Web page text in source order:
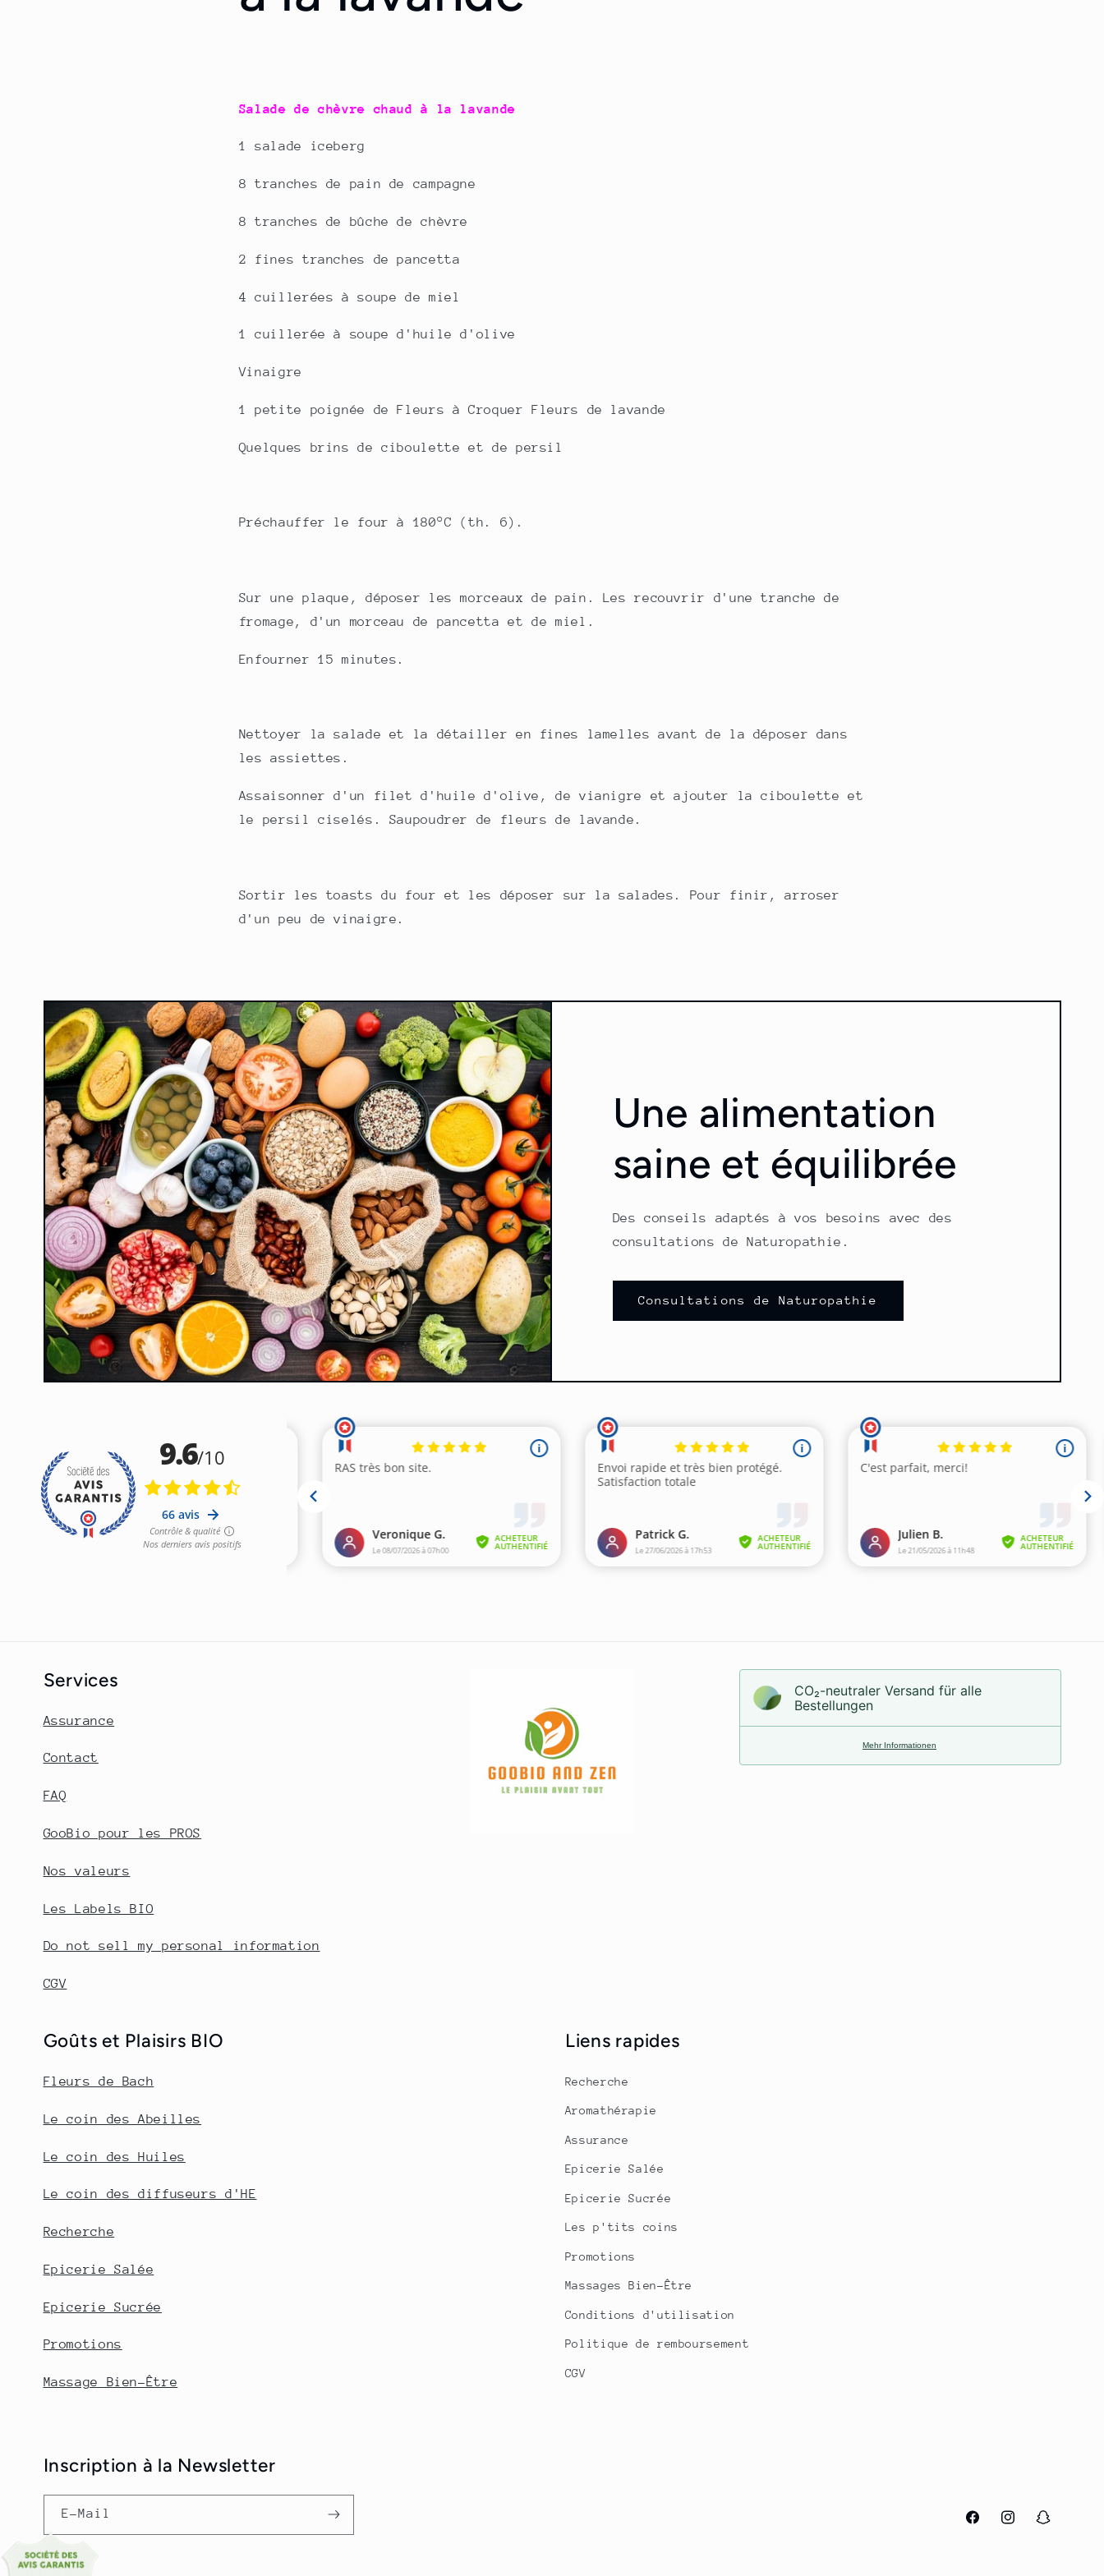
Salade de chèvre chaud à la lavande
1 salade iceberg
8 tranches de pain de campagne
8 tranches de bûche de chèvre
2 fines tranches de pancetta
4 cuillerées à soupe de miel
1 cuillerée à soupe d'huile d'olive
Vinaigre
1 petite poignée de Fleurs à Croquer Fleurs de lavande
Quelques brins de ciboulette et de persil
Préchauffer le four à 180°C (th. 6).
Sur une plaque, déposer les morceaux de pain. Les recouvrir d'une tranche de
fromage, d'un morceau de pancetta et de miel.
Enfourner 15 minutes.
Nettoyer la salade et la détailler en fines lamelles avant de la déposer dans
les assiettes.
Assaisonner d'un filet d'huile d'olive, de vianigre et ajouter la ciboulette et
le persil ciselés. Saupoudrer de fleurs de lavande.
Sortir les toasts du four et les déposer sur la salades. Pour finir, arroser
d'un peu de vinaigre.
Une alimentation
saine et équilibrée
Des conseils adaptés à vos besoins avec des
consultations de Naturopathie.
Consultations de Naturopathie
Services
Assurance
Contact
FAQ
GooBio pour les PROS
Nos valeurs
Les Labels BIO
Do not sell my personal information
CGV
CO₂-neu­t­raler Versand für alle
Bestellungen
Mehr Informationen
Goûts et Plaisirs BIO
Fleurs de Bach
Le coin des Abeilles
Le coin des Huiles
Le coin des diffuseurs d'HE
Recherche
Epicerie Salée
Epicerie Sucrée
Promotions
Massage Bien-Être
Liens rapides
Recherche
Aromathérapie
Assurance
Epicerie Salée
Epicerie Sucrée
Les p'tits coins
Promotions
Massages Bien-Être
Conditions d'utilisation
Politique de remboursement
CGV
Inscription à la Newsletter
E-Mail
FacebookInstagramSnapchat